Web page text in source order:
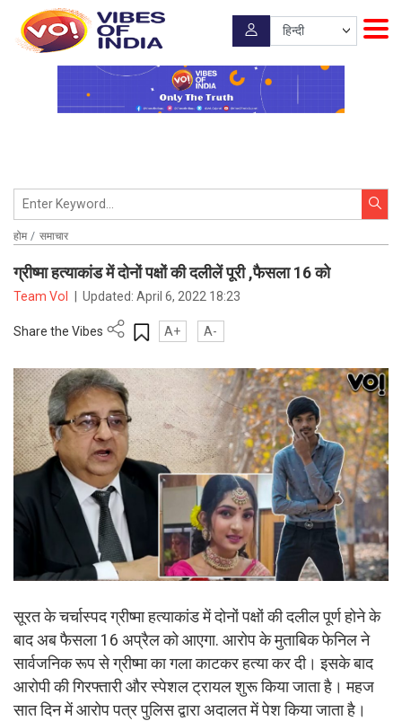
होम समाचार
ग्रीष्मा हत्याकांड में दोनों पक्षों की दलीलें पूरी ,फैसला 16 को
Team VoI Updated:April 6, 2022 18:23
Share the Vibes A+ A-
सूरत के चर्चास्पद ग्रीष्मा हत्याकांड में दोनों पक्षों की दलील पूर्ण होने के
बाद अब फैसला 16 अप्रैल को आएगा. आरोप के मुताबिक फेनिल ने
सार्वजनिक रूप से ग्रीष्मा का गला काटकर हत्या कर दी। इसके बाद
आरोपी की गिरफ्तारी और स्पेशल ट्रायल शुरू किया जाता है। महज
सात दिन में आरोप पत्र पुलिस द्वारा अदालत में पेश किया जाता है।